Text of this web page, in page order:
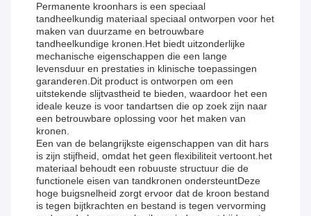
Permanente kroonhars is een speciaal
tandheelkundig materiaal speciaal ontworpen voor het
maken van duurzame en betrouwbare
tandheelkundige kronen.Het biedt uitzonderlijke
mechanische eigenschappen die een lange
levensduur en prestaties in klinische toepassingen
garanderen.Dit product is ontworpen om een
uitstekende slijtvastheid te bieden, waardoor het een
ideale keuze is voor tandartsen die op zoek zijn naar
een betrouwbare oplossing voor het maken van
kronen.
Een van de belangrijkste eigenschappen van dit hars
is zijn stijfheid, omdat het geen flexibiliteit vertoont.het
materiaal behoudt een robuuste structuur die de
functionele eisen van tandkronen ondersteuntDeze
hoge buigsnelheid zorgt ervoor dat de kroon bestand
is tegen bijtkrachten en bestand is tegen vervorming